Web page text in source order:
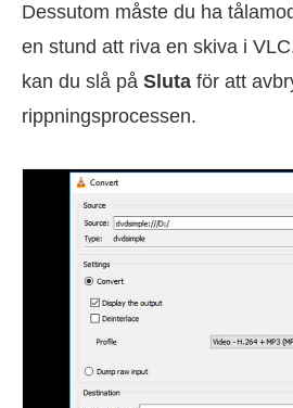
Dessutom måste du ha
en stund att riva en skiva i
kan du slå på Sluta för att
rippningsprocessen.